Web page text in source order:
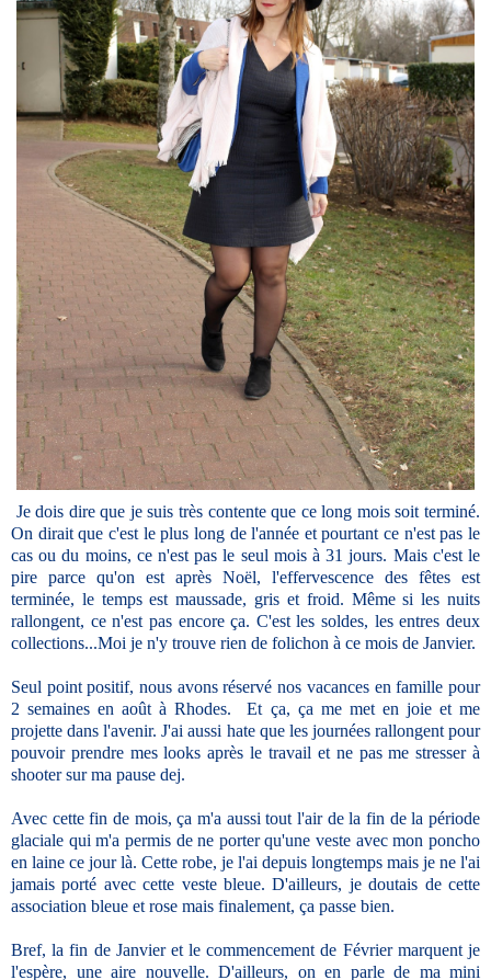
Je dois dire que je suis très contente que ce long mois soit terminé.
On dirait que c'est le plus long de l'année et pourtant ce n'est pas le
cas ou du moins, ce n'est pas le seul mois à 31 jours. Mais c'est le
pire parce qu'on est après Noël, l'effervescence des fêtes est
terminée, le temps est maussade, gris et froid. Même si les nuits
rallongent, ce n'est pas encore ça. C'est les soldes, les entres deux
collections...Moi je n'y trouve rien de folichon à ce mois de Janvier.
Seul point positif, nous avons réservé nos vacances en famille pour
2 semaines en août à Rhodes. Et ça, ça me met en joie et me
projette dans l'avenir. J'ai aussi hate que les journées rallongent pour
pouvoir prendre mes looks après le travail et ne pas me stresser à
shooter sur ma pause dej.
Avec cette fin de mois, ça m'a aussi tout l'air de la fin de la période
glaciale qui m'a permis de ne porter qu'une veste avec mon poncho
en laine ce jour là. Cette robe, je l'ai depuis longtemps mais je ne l'ai
jamais porté avec cette veste bleue. D'ailleurs, je doutais de cette
association bleue et rose mais finalement, ça passe bien.
Bref, la fin de Janvier et le commencement de Février marquent je
l'espère, une aire nouvelle. D'ailleurs, on en parle de ma mini